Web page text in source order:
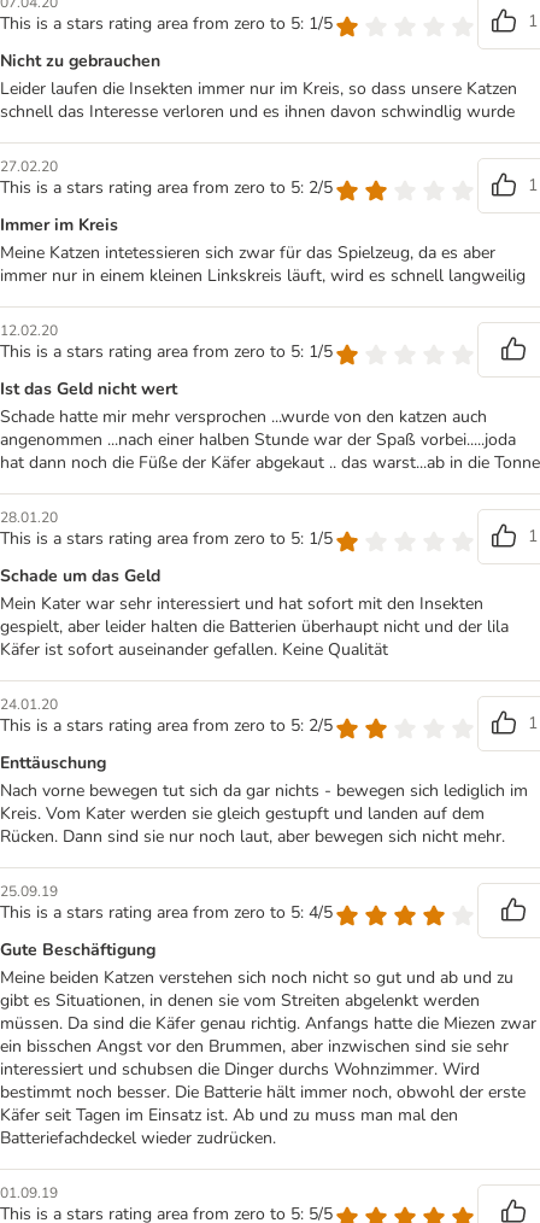
This is a stars rating area from zero to 5: 1/5
1
Nicht zu gebrauchen
Leider laufen die Insekten immer nur im Kreis, so dass unsere Katzen
schnell das Interesse verloren und es ihnen davon schwindlig wurde
27.02.20
This is a stars rating area from zero to 5: 2/5
1
Immer im Kreis
Meine Katzen intetessieren sich zwar für das Spielzeug, da es aber
immer nur in einem kleinen Linkskreis läuft, wird es schnell langweilig
12.02.20
This is a stars rating area from zero to 5: 1/5
Ist das Geld nicht wert
Schade hatte mir mehr versprochen ...wurde von den katzen auch
angenommen ...nach einer halben Stunde war der Spaß vorbei.....joda
hat dann noch die Füße der Käfer abgekaut .. das warst...ab in die Tonne
28.01.20
This is a stars rating area from zero to 5: 1/5
1
Schade um das Geld
Mein Kater war sehr interessiert und hat sofort mit den Insekten
gespielt, aber leider halten die Batterien überhaupt nicht und der lila
Käfer ist sofort auseinander gefallen. Keine Qualität
24.01.20
This is a stars rating area from zero to 5: 2/5
1
Enttäuschung
Nach vorne bewegen tut sich da gar nichts - bewegen sich lediglich im
Kreis. Vom Kater werden sie gleich gestupft und landen auf dem
Rücken. Dann sind sie nur noch laut, aber bewegen sich nicht mehr.
25.09.19
This is a stars rating area from zero to 5: 4/5
Gute Beschäftigung
Meine beiden Katzen verstehen sich noch nicht so gut und ab und zu
gibt es Situationen, in denen sie vom Streiten abgelenkt werden
müssen. Da sind die Käfer genau richtig. Anfangs hatte die Miezen zwar
ein bisschen Angst vor den Brummen, aber inzwischen sind sie sehr
interessiert und schubsen die Dinger durchs Wohnzimmer. Wird
bestimmt noch besser. Die Batterie hält immer noch, obwohl der erste
Käfer seit Tagen im Einsatz ist. Ab und zu muss man mal den
Batteriefachdeckel wieder zudrücken.
01.09.19
This is a stars rating area from zero to 5: 5/5